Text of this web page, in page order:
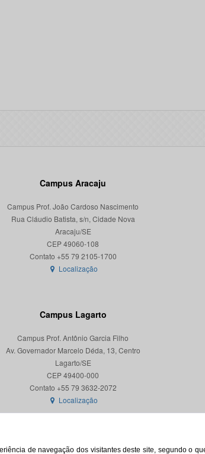
de navegação dos visitantes deste site, segundo o
Campus Aracaju
Campus Prof. João Cardoso Nascimento
Rua Cláudio Batista, s/n, Cidade Nova
Aracaju/SE
CEP 49060-108
Localização
Campus Lagarto
Campus Prof. Antônio Garcia Filho
Av. Governador Marcelo Déda, 13, Centro
Lagarto/SE
CEP 49400-000
Localização